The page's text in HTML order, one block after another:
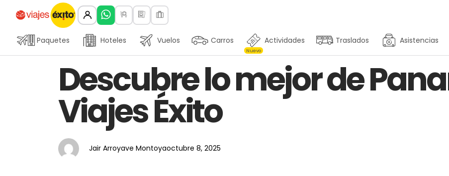
Paquetes Hoteles Vuelos Carros Actividades
Nuevo
Traslados Asistencias
IN:
Descubre lo mejor de
Viajes Éxito
Jair Arroyave Montoya
on:
octubre 8, 2025